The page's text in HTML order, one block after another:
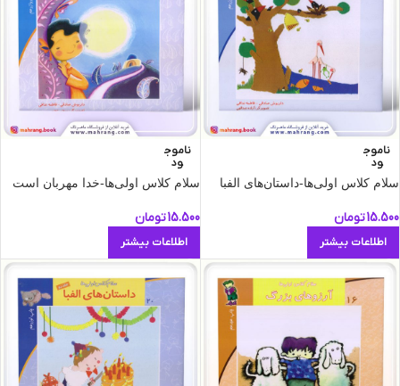
ناموج
ود
سلام كلاس اولی‌ها-داستان‌های الفبا
15.500تومان
اطلاعات بیشتر
ناموج
ود
سلام كلاس اولی‌ها-خدا مهربان است
15.500تومان
اطلاعات بیشتر